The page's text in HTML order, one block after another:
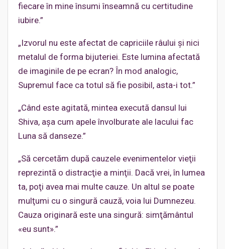
fiecare în mine însumi înseamnă cu certitudine
iubire.”
„Izvorul nu este afectat de capriciile râului şi nici
metalul de forma bijuteriei. Este lumina afectată
de imaginile de pe ecran? În mod analogic,
Supremul face ca totul să fie posibil, asta-i tot.”
„Când este agitată, mintea execută dansul lui
Shiva, aşa cum apele învolburate ale lacului fac
Luna să danseze.”
„Să cercetăm după cauzele evenimentelor vieţii
reprezintă o distracţie a minţii. Dacă vrei, în lumea
ta, poţi avea mai multe cauze. Un altul se poate
mulţumi cu o singură cauză, voia lui Dumnezeu.
Cauza originară este una singură: simţământul
«eu sunt».”